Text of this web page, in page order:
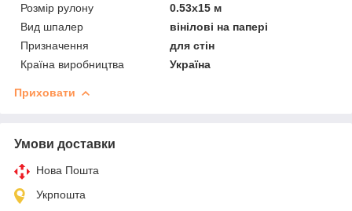
Розмір рулону
0.53х15 м
Вид шпалер
вінілові на папері
Призначення
для стін
Країна виробництва
Україна
Приховати
Умови доставки
Нова Пошта
Укрпошта